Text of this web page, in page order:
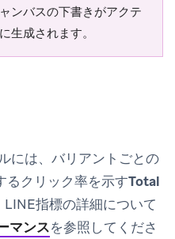
ンバスの下書きがアクテ
生成されます。
には、バリアントごとの
るクリック率を示すTotal
指標の詳細について
マンスを参照してくださ